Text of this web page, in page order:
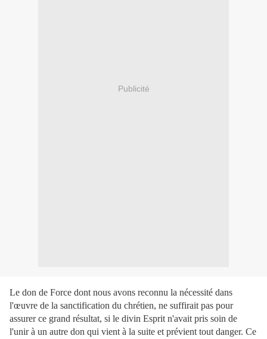
Publicité
Le don de Force dont nous avons reconnu la nécessité dans
l'œuvre de la sanctification du chrétien, ne suffirait pas pour
assurer ce grand résultat, si le divin Esprit n'avait pris soin de
l'unir à un autre don qui vient à la suite et prévient tout danger. Ce